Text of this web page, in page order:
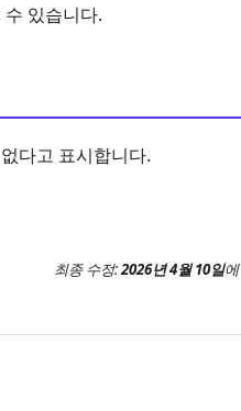
있습니다.
다고 표시합니다.
최종 수정:2026년 4월 10일에